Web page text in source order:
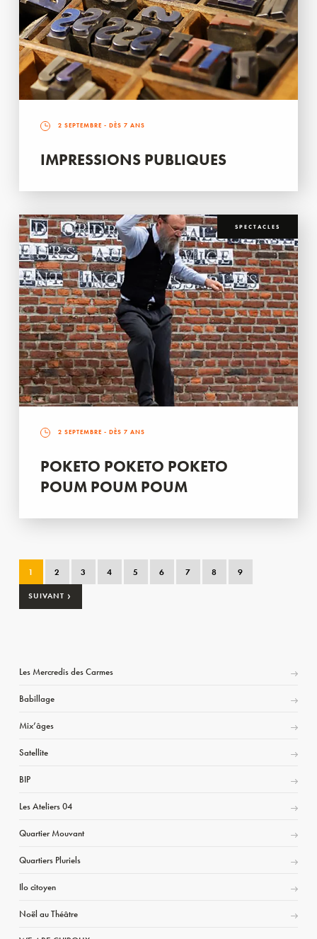
2 SEPTEMBRE - DÈS 7 ANS
IMPRESSIONS PUBLIQUES
SPECTACLES
2 SEPTEMBRE - DÈS 7 ANS
POKETO POKETO POKETO
POUM POUM POUM
1 2 3 4 5 6 7 8 9
SUIVANT ›
Les Mercredis des Carmes
Babillage
Mix’âges
Satellite
BIP
Les Ateliers 04
Quartier Mouvant
Quartiers Pluriels
Ilo citoyen
Noël au Théâtre